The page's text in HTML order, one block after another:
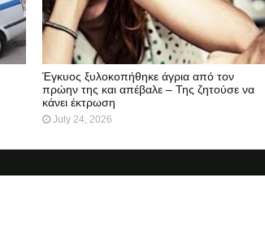
Έγκυος ξυλοκοπήθηκε άγρια από τον
πρώην της και απέβαλε – Της ζητούσε να
κάνει έκτρωση
July 24, 2026